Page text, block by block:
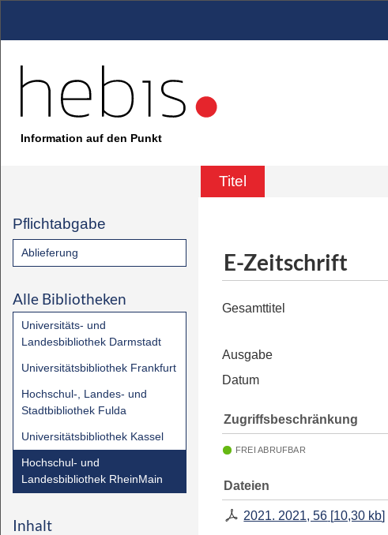
Information auf den Punkt
Titel
Pflichtabgabe
Ablieferung
Alle Bibliotheken
Universitäts- und
Landesbibliothek Darmstadt
Universitätsbibliothek Frankfurt
Hochschul-, Landes- und
Stadtbibliothek Fulda
Universitätsbibliothek Kassel
Hochschul- und
Landesbibliothek RheinMain
Inhalt
E-Zeitschrift
Gesamttitel
Ausgabe
Datum
Zugriffsbeschränkung
FREI ABRUFBAR
Dateien
2021. 2021, 56 [10,30 kb]